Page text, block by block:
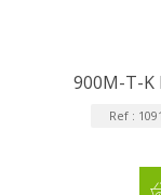
900M-T-K
Ref :